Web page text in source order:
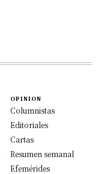
OPINION
Columnistas
Editoriales
Cartas
Resumen semanal
Efemérides